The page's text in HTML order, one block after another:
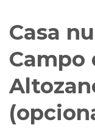
Casa
Campo